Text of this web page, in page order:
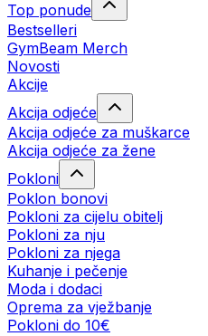
Top ponude
Bestselleri
GymBeam Merch
Novosti
Akcije
Akcija odjeće
Akcija odjeće za muškarce
Akcija odjeće za žene
Pokloni
Poklon bonovi
Pokloni za cijelu obitelj
Pokloni za nju
Pokloni za njega
Kuhanje i pečenje
Moda i dodaci
Oprema za vježbanje
Pokloni do 10€